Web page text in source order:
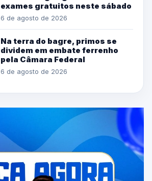
exames gratuitos neste sábado
6 de agosto de 2026
Na terra do bagre, primos se
dividem em embate ferrenho
pela Câmara Federal
6 de agosto de 2026